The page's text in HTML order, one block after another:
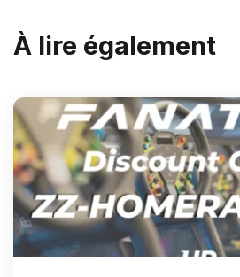
À lire également